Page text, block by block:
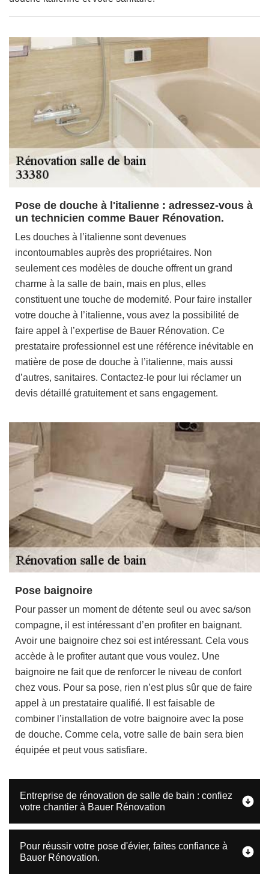
Pose de douche à l'italienne : adressez-vous à
un technicien comme Bauer Rénovation.
Les douches à l’italienne sont devenues
incontournables auprès des propriétaires. Non
seulement ces modèles de douche offrent un grand
charme à la salle de bain, mais en plus, elles
constituent une touche de modernité. Pour faire installer
votre douche à l’italienne, vous avez la possibilité de
faire appel à l’expertise de Bauer Rénovation. Ce
prestataire professionnel est une référence inévitable en
matière de pose de douche à l’italienne, mais aussi
d’autres, sanitaires. Contactez-le pour lui réclamer un
devis détaillé gratuitement et sans engagement.
Pose baignoire
Pour passer un moment de détente seul ou avec sa/son
compagne, il est intéressant d’en profiter en baignant.
Avoir une baignoire chez soi est intéressant. Cela vous
accède à le profiter autant que vous voulez. Une
baignoire ne fait que de renforcer le niveau de confort
chez vous. Pour sa pose, rien n’est plus sûr que de faire
appel à un prestataire qualifié. Il est faisable de
combiner l’installation de votre baignoire avec la pose
de douche. Comme cela, votre salle de bain sera bien
équipée et peut vous satisfiare.
Entreprise de rénovation de salle de bain : confiez
votre chantier à Bauer Rénovation
Pour réussir votre pose d'évier, faites confiance à
Bauer Rénovation.